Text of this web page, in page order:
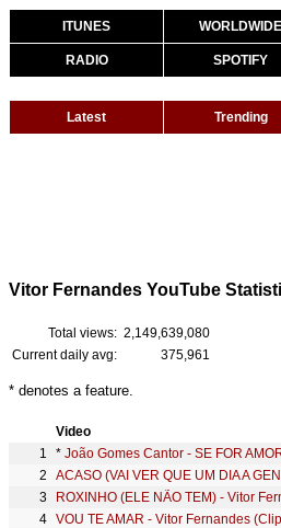
ITUNES WORLDWIDE
RADIO SPOTIFY
Latest Trending
Vitor Fernandes YouTube
Total views: 2,149,639,080
Current daily avg:
375,961
* denotes a feature.
Video
* João Gomes Cantor - SE FOR AMOR - João Gomes e Vitor Fernandes
VOU TE AMAR - Vitor Fernandes